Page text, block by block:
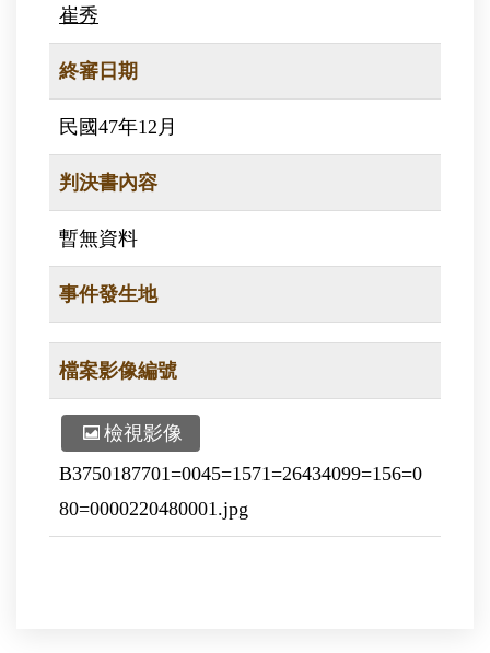
崔秀
終審日期
民國47年12月
判決書內容
暫無資料
事件發生地
檔案影像編號
檢視影像
B3750187701=0045=1571=26434099=156=0
80=0000220480001.jpg